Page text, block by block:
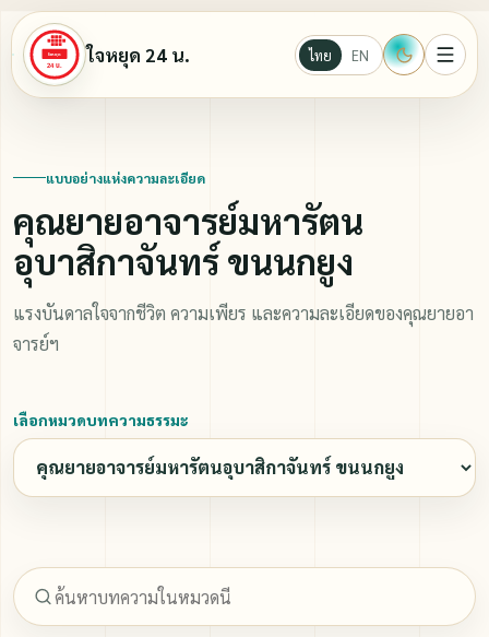
ใจหยุด 24 น. ไทย EN
Ebook
วีดีโอ
แบบอย่างแห่งความละเอียด
คุณยายอาจารย์มหารัตน
อุบาสิกาจันทร์ ขนนกยูง
แรงบันดาลใจจากชีวิต ความเพียร และความละเอียดของคุณยายอา
จารย์ฯ
เลือกหมวดบทความธรรมะ